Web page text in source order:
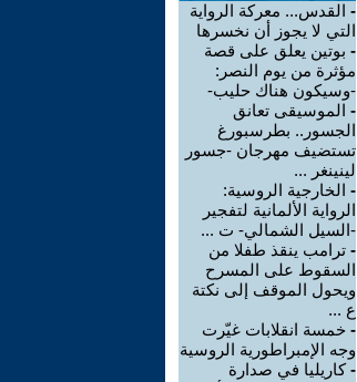
- القدس... معركة الرواية
التي لا يجوز أن نخسرها
- بوتين يعلق على قصة
مؤثرة من يوم النصر:
-وسيكون هناك حليب-
- الموسيقى تعانق
الجسور.. بطرسبورغ
تستضيف مهرجان -جسور
لينينغر ...
- الخارجية الروسية:
الرواية الألمانية لتفجير
-السيل الشمالي- ت ...
- ترامب ينقذ طفلا من
السقوط على المسرح
ويحول الموقف إلى نكتة
ع ...
- خمسة انقلابات غيّرت
وجه الإمبراطورية الروسية
-كاريليا في صدارة